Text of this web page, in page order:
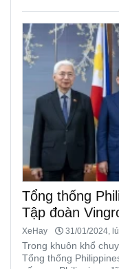
Tổng thống
Tập đoàn
XeHay 31/01/2024,
Trong khuôn khổ
Tổng thống